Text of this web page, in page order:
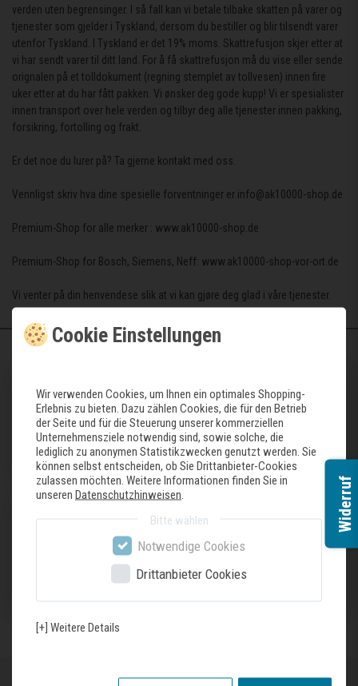
verden uten begrensinger. I så fall kan vi betale tilbake skatten på varer og
tjenester som gjelder i Tyskland, dersom du bestiller og blir tilsendt varer
utenfor Tyskland. I Tyskland er det 19% moms. Skattrefusjon skjer etter at
vi har sendt varer til ditt land. For å få skattrefusjon må du vise eller sende
orignalen på et tolldokument (regning stemplet av tollvesen) innen fire
uker etter at du har fått pakken. Vi ønsker deg gode kupp! Vi er spesialister
innen transport over hele verden og tilbyr deg alle tjenester innen pakking,
forsikring, fortolling og frakt.
Er det noe du lurer på? Ta gjerne kontakt med oss.
Vennligst skriv hva dine spesielle forventninger er info@ak10000-shop.de
Premium-Shop for alle merker : www.ak10000-shop.de
Premium-Shop for Bosch, Siemens, Neff: www.ak10000-shop-vor-ort.de
Vi venter på din henvendese slik at vi kan gjøre deg glad i våre tjenester.
Unser Geschäft
Cookie Einstellungen
Wir verwenden Cookies, um Ihnen ein optimales Shopping-
Erlebnis zu bieten. Dazu zählen Cookies, die für den Betrieb
der Seite und für die Steuerung unserer kommerziellen
Unternehmensziele notwendig sind, sowie solche, die
lediglich zu anonymen Statistikzwecken genutzt werden. Sie
können selbst entscheiden, ob Sie Drittanbieter-Cookies
zulassen möchten. Weitere Informationen finden Sie in
unseren Datenschutzhinweisen
Bitte wählen
Notwendige Cookies
Drittanbieter Cookies
[+] Weitere Details
Widerruf